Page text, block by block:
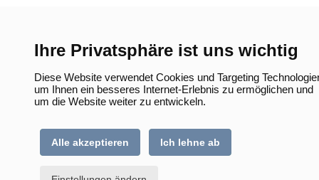
Ihre Privatsphäre ist uns wichtig
Diese Website verwendet Cookies und Targeting
um Ihnen ein besseres Internet-Erlebnis zu ermöglichen und
um die Website weiter zu entwickeln.
Alle akzeptieren Ich lehne ab